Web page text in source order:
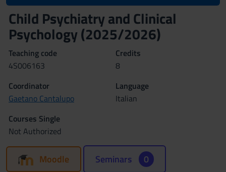
Child Psychiatry and Clinical
Psychology (2025/2026)
Teaching code
4S006163
Credits
8
Coordinator
Gaetano Cantalupo
Language
Italian
Courses Single
Not Authorized
Moodle Seminars 0